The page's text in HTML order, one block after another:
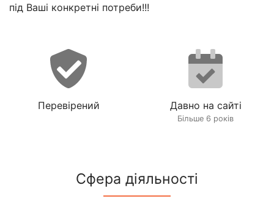
під Ваші конкретні потреби!!!
Перевірений Давно на сайті
Більше 6 років
Сфера діяльності